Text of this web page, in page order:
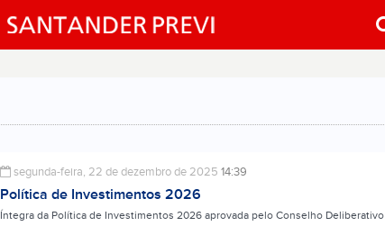
segunda-feira, 22 de dezembro de 2025 14:39
Política de Investimentos 2026
Íntegra da Política de Investimentos 2026 aprovada pelo Conselho Deliberativo